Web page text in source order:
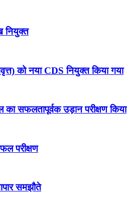
नियुक्त
को नया CDS नियुक्त किया गया
सफलतापूर्वक उड़ान परीक्षण किया
परीक्षण
समझौते